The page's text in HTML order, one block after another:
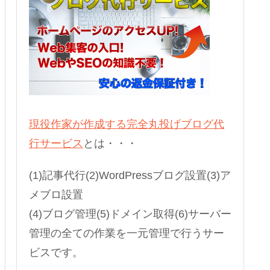
現役作家が作成する完全丸投げブログ代
行サービス とは・・・
(1)記事代行(2)WordPressブログ設置(3)ア
メブロ設置
(4)ブログ管理(5)ドメイン取得(6)サーバー
管理の全ての作業を一元管理で行うサー
ビスです。